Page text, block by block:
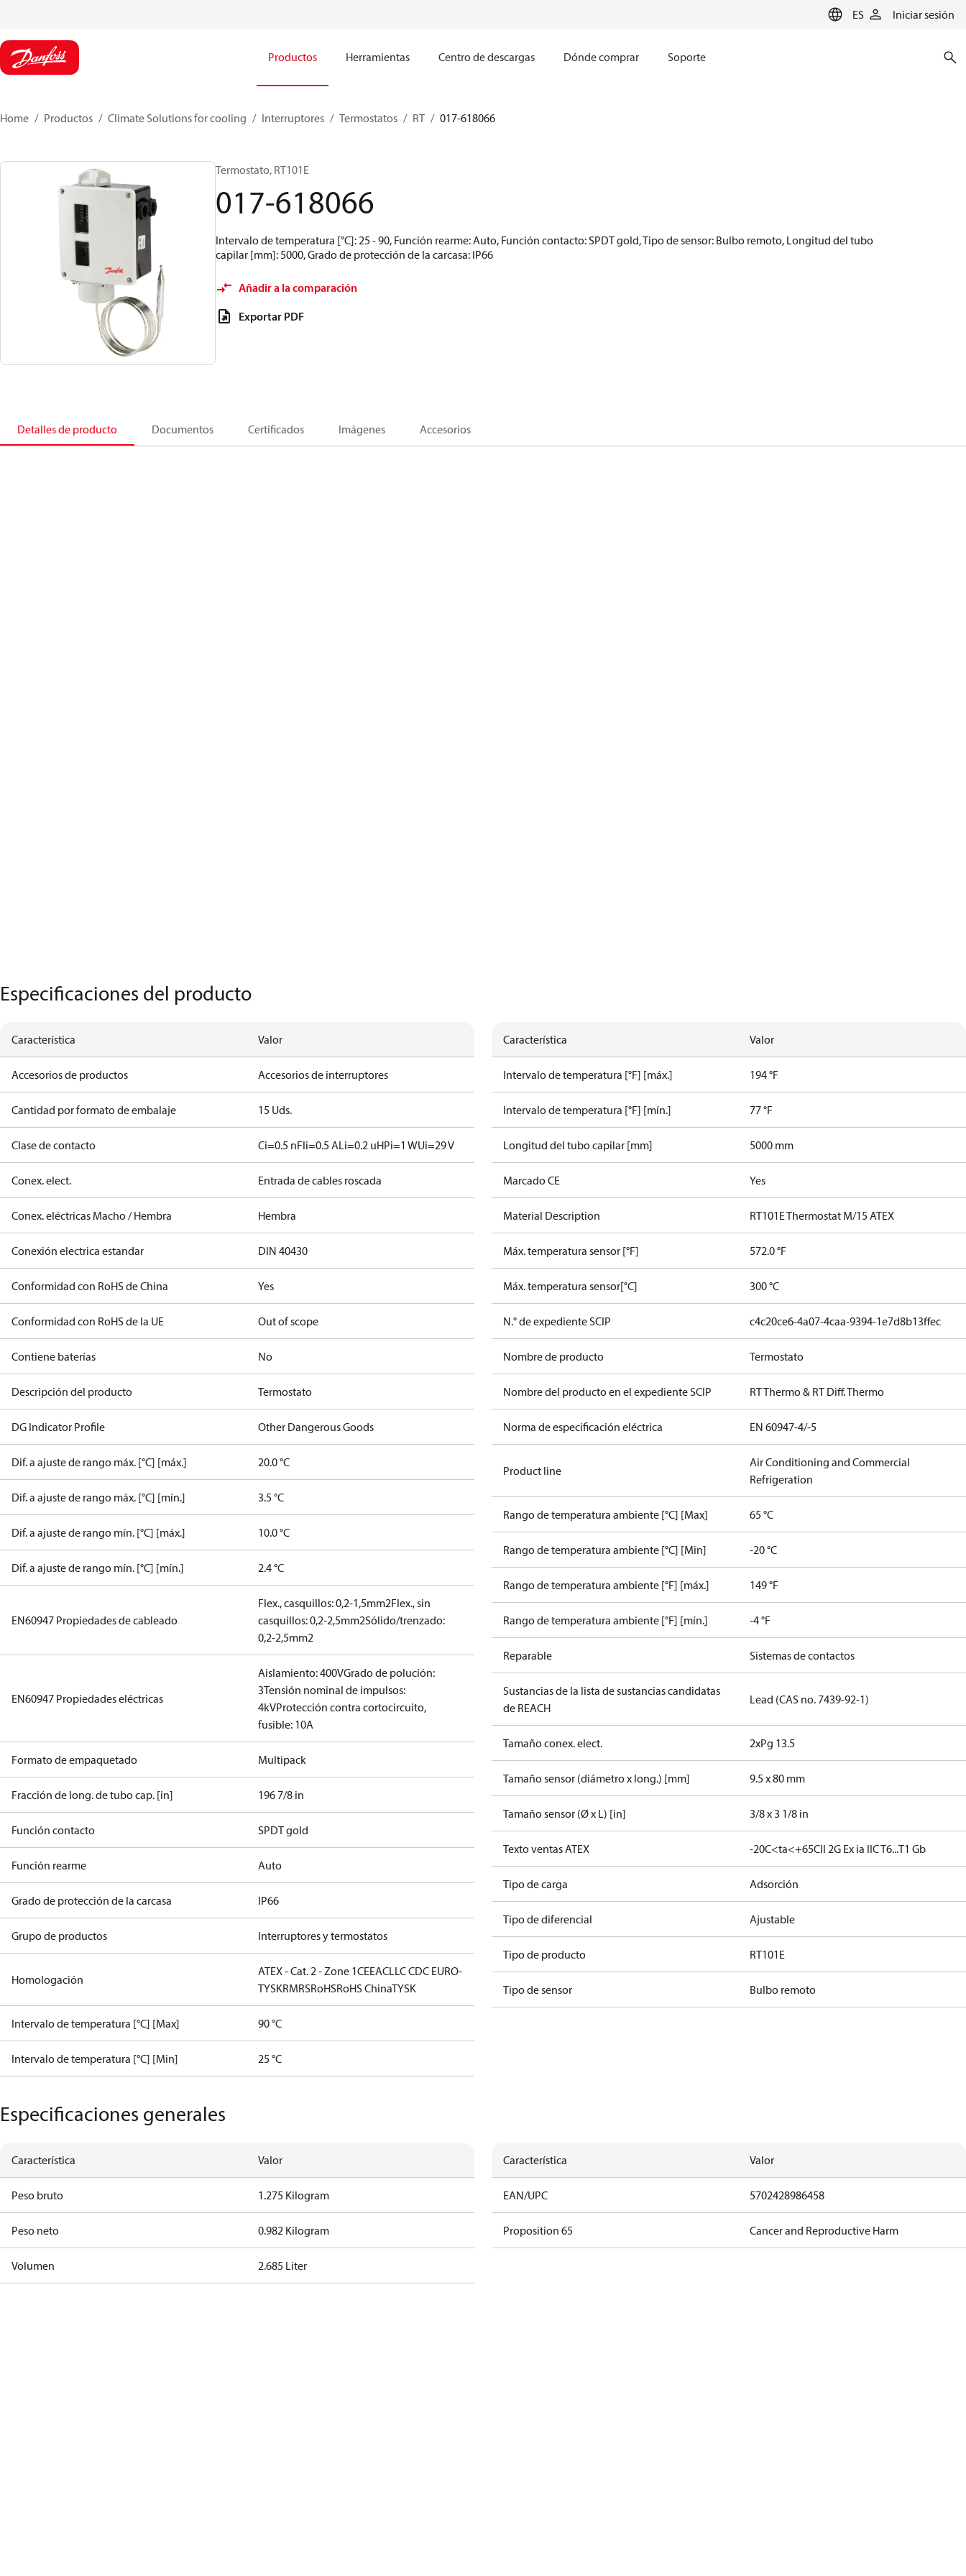
ES Iniciar sesión
Productos Herramientas Centro de descargas Dónde comprar Soporte
Home Productos Climate Solutions for cooling Interruptores Termostatos RT 017-618066
Termostato, RT101E
017-618066
Intervalo de temperatura [°C]: 25 - 90, Función rearme: Auto, Función contacto: SPDT gold, Tipo de sensor: Bulbo remoto, Longitud del tubo
capilar [mm]: 5000, Grado de protección de la carcasa: IP66
Añadir a la comparación
Exportar PDF
Detalles de producto Documentos Certificados Imágenes Accesorios
Especificaciones del producto
Característica Valor
Accesorios de productos Accesorios de interruptores
Cantidad por formato de embalaje 15 Uds.
Clase de contacto Ci=0.5 nFIi=0.5 ALi=0.2 uHPi=1 WUi=29 V
Conex. elect. Entrada de cables roscada
Conex. eléctricas Macho / Hembra Hembra
Conexión electrica estandar DIN 40430
Conformidad con RoHS de China Yes
Conformidad con RoHS de la UE Out of scope
Contiene baterías No
Descripción del producto Termostato
DG Indicator Profile Other Dangerous Goods
Dif. a ajuste de rango máx. [°C] [máx.] 20.0 °C
Dif. a ajuste de rango máx. [°C] [mín.] 3.5 °C
Dif. a ajuste de rango mín. [°C] [máx.] 10.0 °C
Dif. a ajuste de rango mín. [°C] [mín.] 2.4 °C
EN60947 Propiedades de cableado
Flex., casquillos: 0,2-1,5mm2Flex., sin
casquillos: 0,2-2,5mm2Sólido/trenzado:
0,2-2,5mm2
EN60947 Propiedades eléctricas
Aislamiento: 400VGrado de polución:
3Tensión nominal de impulsos:
4kVProtección contra cortocircuito,
fusible: 10A
Formato de empaquetado Multipack
Fracción de long. de tubo cap. [in] 196 7/8 in
Función contacto SPDT gold
Función rearme Auto
Grado de protección de la carcasa IP66
Grupo de productos Interruptores y termostatos
Homologación
ATEX - Cat. 2 - Zone 1CEEACLLC CDC EURO-
TYSKRMRSRoHSRoHS ChinaTYSK
Intervalo de temperatura [°C] [Max] 90 °C
Intervalo de temperatura [°C] [Min] 25 °C
Característica Valor
Intervalo de temperatura [°F] [máx.] 194 °F
Intervalo de temperatura [°F] [mín.] 77 °F
Longitud del tubo capilar [mm] 5000 mm
Marcado CE Yes
Material Description RT101E Thermostat M/15 ATEX
Máx. temperatura sensor [°F] 572.0 °F
Máx. temperatura sensor[°C] 300 °C
N.° de expediente SCIP c4c20ce6-4a07-4caa-9394-1e7d8b13ffec
Nombre de producto Termostato
Nombre del producto en el expediente SCIP RT Thermo & RT Diff. Thermo
Norma de especificación eléctrica EN 60947-4/-5
Product line
Air Conditioning and Commercial
Refrigeration
Rango de temperatura ambiente [°C] [Max] 65 °C
Rango de temperatura ambiente [°C] [Min] -20 °C
Rango de temperatura ambiente [°F] [máx.] 149 °F
Rango de temperatura ambiente [°F] [mín.] -4 °F
Reparable Sistemas de contactos
Sustancias de la lista de sustancias candidatas
de REACH
Lead (CAS no. 7439-92-1)
Tamaño conex. elect. 2xPg 13.5
Tamaño sensor (diámetro x long.) [mm] 9.5 x 80 mm
Tamaño sensor (Ø x L) [in] 3/8 x 3 1/8 in
Texto ventas ATEX -20C<ta<+65CII 2G Ex ia IIC T6...T1 Gb
Tipo de carga Adsorción
Tipo de diferencial Ajustable
Tipo de producto RT101E
Tipo de sensor Bulbo remoto
Especificaciones generales
Característica Valor
Peso bruto 1.275 Kilogram
Peso neto 0.982 Kilogram
Volumen 2.685 Liter
Característica Valor
EAN/UPC 5702428986458
Proposition 65 Cancer and Reproductive Harm